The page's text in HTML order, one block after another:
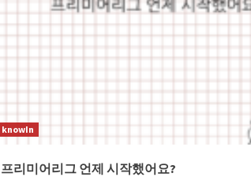
knowIn
프리미어리그 언제 시작했어요?